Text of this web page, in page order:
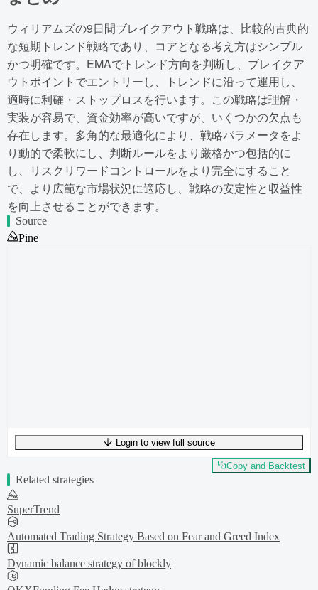
ウィリアムズの9日間ブレイクアウト戦略は、比較的古典的
な短期トレンド戦略であり、コアとなる考え方はシンプル
かつ明確です。EMAでトレンド方向を判断し、ブレイクア
ウトポイントでエントリーし、トレンドに沿って運用し、
適時に利確・ストップロスを行います。この戦略は理解・
実装が容易で、資金効率が高いですが、いくつかの欠点も
存在します。多角的な最適化により、戦略パラメータをよ
り動的で柔軟にし、判断ルールをより厳格かつ包括的に
し、リスクリワードコントロールをより完全にすること
で、より広範な市場状況に適応し、戦略の安定性と収益性
を向上させることができます。
Source
Pine
UTF-8233 bytes35 words0 linesLn 1,Col 0
Login to view full source
Copy and Backtest
Related strategies
SuperTrend
Automated Trading Strategy Based on Fear and Greed Index
Dynamic balance strategy of blockly